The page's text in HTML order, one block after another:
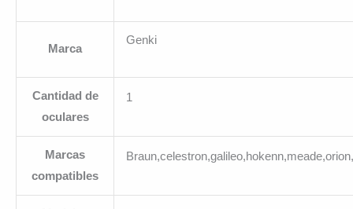
Marca
Genki
Cantidad de
oculares
1
Marcas
compatibles